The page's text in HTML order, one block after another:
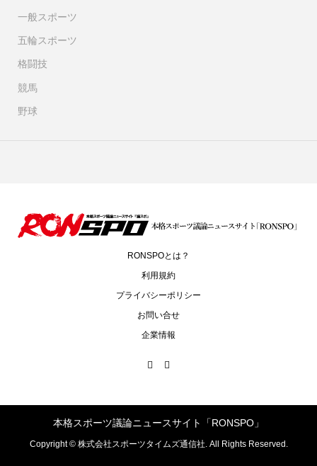
一般スポーツ
五輪スポーツ
格闘技
競馬
野球
RONSPOとは？
利用規約
プライバシーポリシー
お問い合せ
企業情報
本格スポーツ議論ニュースサイト「RONSPO」
Copyright ©株式会社スポーツタイムズ通信社. All Rights Reserved.